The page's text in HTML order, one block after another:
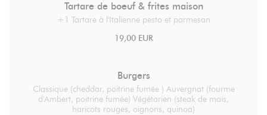
Tartare de boeuf & frites maison
+1 Tartare à l'Italienne pesto et parmesan
19,00 EUR
Burgers
Classique (cheddar, poitrine fumée ) Auvergnat (fourme
d'Ambert, poitrine fumée) Végétarien (steak de maïs,
haricots rouges, oignons, quinoa)